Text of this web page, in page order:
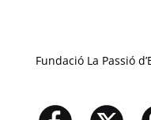
Fundació La Passió